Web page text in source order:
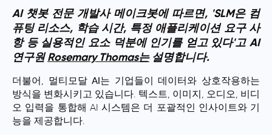
AI 챗봇 전문 개발사 메이크봇에 따르면, 'SLM은 컴
퓨팅 리소스, 학습 시간, 특정 애플리케이션 요구 사
항 등 실용적인 요소 덕분에 인기를 얻고 있다'고 AI
연구원 Rosemary Thomas는설명합니다.
더불어, 멀티모달 AI 는 기업들이 데이터와 상호작용하는
방식을 변화시키고 있습니다. 텍스트, 이미지, 오디오, 비디
오 입력을 통합해 AI 시스템은 더 포괄적인 인사이트와 기
능을 제공합니다.